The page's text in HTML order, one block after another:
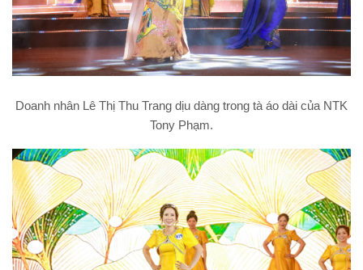
Doanh nhân Lê Thị Thu Trang dịu dàng trong tà áo dài của NTK
Tony Phạm.